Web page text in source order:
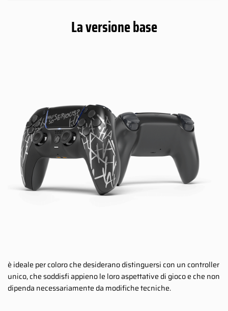
La versione base
è ideale per coloro che desiderano distinguersi con un controller
unico, che soddisfi appieno le loro aspettative di gioco e che non
dipenda necessariamente da modifiche tecniche.